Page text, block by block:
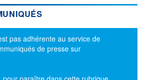
pas adhérente au service de
de presse sur